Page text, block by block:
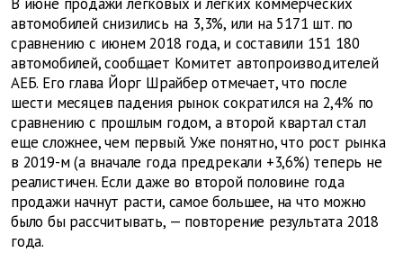
автомобилей снизились на 3,3%, или на 5171 шт. по
сравнению с июнем 2018 года, и составили 151 180
автомобилей, сообщает Комитет автопроизводителей
АЕБ. Его глава Йорг Шрайбер отмечает, что после
шести месяцев падения рынок сократился на 2,4% по
сравнению с прошлым годом, а второй квартал стал
еще сложнее, чем первый. Уже понятно, что рост рынка
в 2019-м (а вначале года предрекали +3,6%) теперь не
реалистичен. Если даже во второй половине года
продажи начнут расти, самое большее, на что можно
было бы рассчитывать, — повторение результата 2018
года.